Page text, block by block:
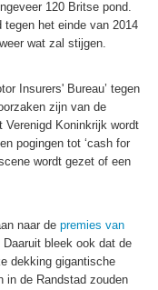
120 Britse pond.
tegen het einde van 2014
wat zal stijgen.
Insurers' Bureau’ tegen
zijn van de
Verenigd Koninkrijk wordt
pogingen tot ‘cash for
wordt gezet of een
naar de premies van
Daaruit bleek ook dat de
dekking gigantische
in de Randstad zouden